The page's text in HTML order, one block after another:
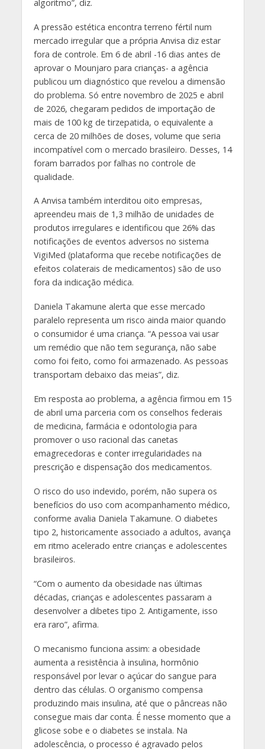
algoritmo”, diz.
A pressão estética encontra terreno fértil num
mercado irregular que a própria Anvisa diz estar
fora de controle. Em 6 de abril -16 dias antes de
aprovar o Mounjaro para crianças- a agência
publicou um diagnóstico que revelou a dimensão
do problema. Só entre novembro de 2025 e abril
de 2026, chegaram pedidos de importação de
mais de 100 kg de tirzepatida, o equivalente a
cerca de 20 milhões de doses, volume que seria
incompatível com o mercado brasileiro. Desses, 14
foram barrados por falhas no controle de
qualidade.
A Anvisa também interditou oito empresas,
apreendeu mais de 1,3 milhão de unidades de
produtos irregulares e identificou que 26% das
notificações de eventos adversos no sistema
VigiMed (plataforma que recebe notificações de
efeitos colaterais de medicamentos) são de uso
fora da indicação médica.
Daniela Takamune alerta que esse mercado
paralelo representa um risco ainda maior quando
o consumidor é uma criança. “A pessoa vai usar
um remédio que não tem segurança, não sabe
como foi feito, como foi armazenado. As pessoas
transportam debaixo das meias”, diz.
Em resposta ao problema, a agência firmou em 15
de abril uma parceria com os conselhos federais
de medicina, farmácia e odontologia para
promover o uso racional das canetas
emagrecedoras e conter irregularidades na
prescrição e dispensação dos medicamentos.
O risco do uso indevido, porém, não supera os
benefícios do uso com acompanhamento médico,
conforme avalia Daniela Takamune. O diabetes
tipo 2, historicamente associado a adultos, avança
em ritmo acelerado entre crianças e adolescentes
brasileiros.
“Com o aumento da obesidade nas últimas
décadas, crianças e adolescentes passaram a
desenvolver a dibetes tipo 2. Antigamente, isso
era raro”, afirma.
O mecanismo funciona assim: a obesidade
aumenta a resistência à insulina, hormônio
responsável por levar o açúcar do sangue para
dentro das células. O organismo compensa
produzindo mais insulina, até que o pâncreas não
consegue mais dar conta. É nesse momento que a
glicose sobe e o diabetes se instala. Na
adolescência, o processo é agravado pelos